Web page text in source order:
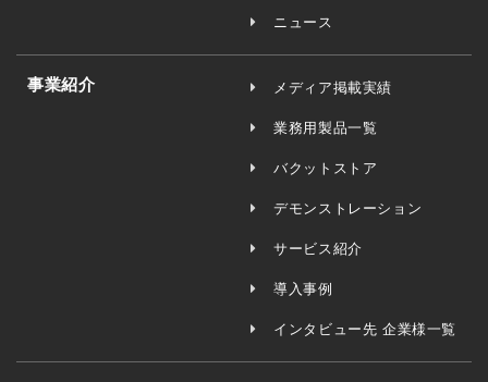
ニュース
事業紹介 メディア掲載実績
業務用製品一覧
バクットストア
デモンストレーション
サービス紹介
導入事例
インタビュー先 企業様一覧